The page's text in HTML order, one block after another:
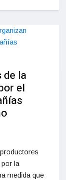
de la
el
la
medida que